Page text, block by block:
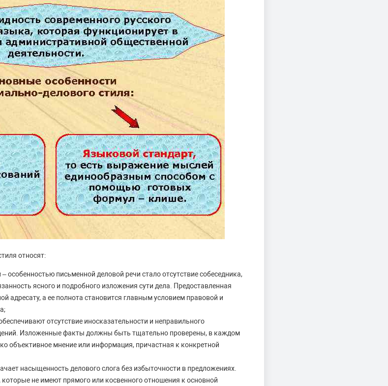
относят:
особенностью письменной деловой речи стало отсутствие собеседника,
ясного и подробного изложения сути дела. Предоставленная
адресату, а ее полнота становится главным условием правовой и
отсутствие иносказательности и неправильного
Изложенные факты должны быть тщательно проверены, в каждом
объективное мнение или информация, причастная к конкретной
насыщенность делового слога без избыточности в предложениях.
не имеют прямого или косвенного отношения к основной